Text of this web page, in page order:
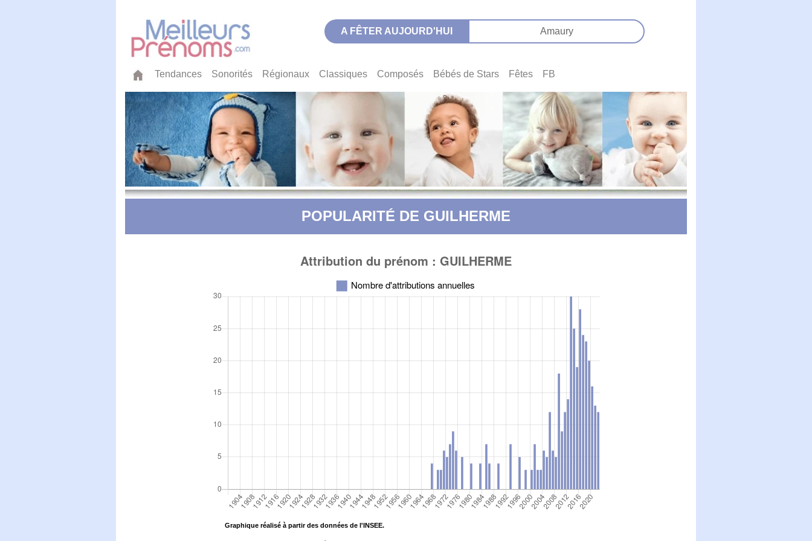
A FÊTER AUJOURD'HUI Amaury
Tendances Sonorités Régionaux Classiques Composés Bébés de Stars Fêtes FB
POPULARITÉ DE GUILHERME
Graphique réalisé à partir des données de l'INSEE.